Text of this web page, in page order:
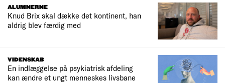
ALUMNERNE
Knud Brix skal dække det kontinent, han
aldrig blev færdig med
VIDENSKAB
En indlæggelse på psykiatrisk afdeling
kan ændre et ungt menneskes livsbane